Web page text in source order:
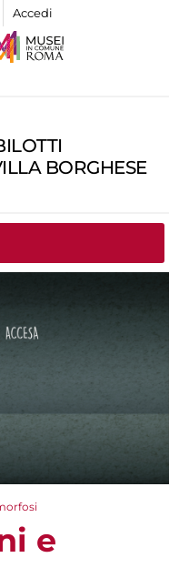
Accedi
BORGHESE
e